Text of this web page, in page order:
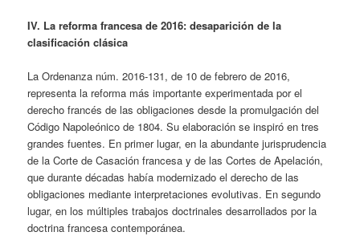
IV. La reforma francesa de 2016: desaparición de la
clasificación clásica
La Ordenanza núm. 2016-131, de 10 de febrero de 2016,
representa la reforma más importante experimentada por el
derecho francés de las obligaciones desde la promulgación del
Código Napoleónico de 1804. Su elaboración se inspiró en tres
grandes fuentes. En primer lugar, en la abundante jurisprudencia
de la Corte de Casación francesa y de las Cortes de Apelación,
que durante décadas había modernizado el derecho de las
obligaciones mediante interpretaciones evolutivas. En segundo
lugar, en los múltiples trabajos doctrinales desarrollados por la
doctrina francesa contemporánea.